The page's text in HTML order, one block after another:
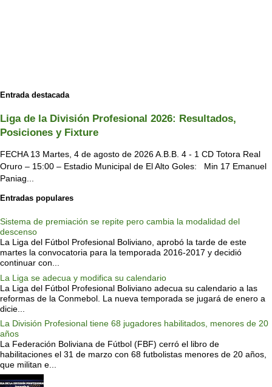
Entrada destacada
Liga de la División Profesional 2026: Resultados,
Posiciones y Fixture
FECHA 13 Martes, 4 de agosto de 2026 A.B.B. 4 - 1 CD Totora Real
Oruro – 15:00 – Estadio Municipal de El Alto Goles: Min 17 Emanuel
Paniag...
Entradas populares
Sistema de premiación se repite pero cambia la modalidad del
descenso
La Liga del Fútbol Profesional Boliviano, aprobó la tarde de este
martes la convocatoria para la temporada 2016-2017 y decidió
continuar con...
La Liga se adecua y modifica su calendario
La Liga del Fútbol Profesional Boliviano adecua su calendario a las
reformas de la Conmebol. La nueva temporada se jugará de enero a
dicie...
La División Profesional tiene 68 jugadores habilitados, menores de 20
años
La Federación Boliviana de Fútbol (FBF) cerró el libro de
habilitaciones el 31 de marzo con 68 futbolistas menores de 20 años,
que militan e...